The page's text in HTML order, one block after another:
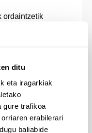
ditu
eta iragarkiak
gure trafikoa
erabilerari
baliabide
ordaintzetik
arabera
biktimak edo
Aginduak
arabera).
inprimakia edo